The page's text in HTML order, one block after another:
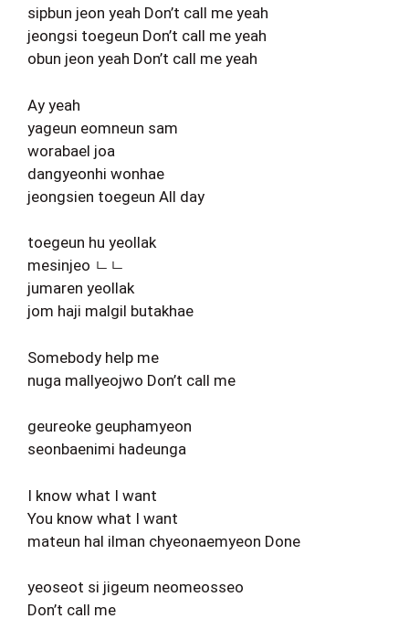
sipbun jeon yeah Don’t call me yeah
jeongsi toegeun Don’t call me yeah
obun jeon yeah Don’t call me yeah
Ay yeah
yageun eomneun sam
worabael joa
dangyeonhi wonhae
jeongsien toegeun All day
toegeun hu yeollak
mesinjeo ㄴㄴ
jumaren yeollak
jom haji malgil butakhae
Somebody help me
nuga mallyeojwo Don’t call me
geureoke geuphamyeon
seonbaenimi hadeunga
I know what I want
You know what I want
mateun hal ilman chyeonaemyeon Done
yeoseot si jigeum neomeosseo
Don’t call me